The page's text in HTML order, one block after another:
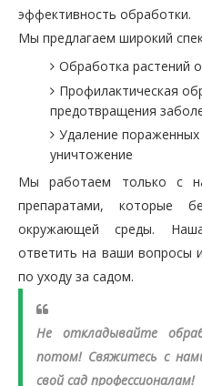
эффективность обработки.
Мы предлагаем широкий
Обработка растений
Профилактическая
предотвращения
Удаление пораженных
уничтожение
Мы работаем только с
препаратами, которые
окружающей среды.
ответить на ваши вопросы
по уходу за садом.
Не откладывайте
потом! Свяжитесь с
свой сад профессионалам!